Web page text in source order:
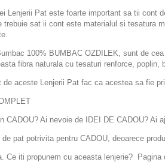
Lenjerii Pat este foarte important sa tii
trebuie sat ii cont este materialul si tesatura
100% BUMBAC OZDILEK, sunt de
fibra naturala cu tesaturi renforce, poplin,
de aceste Lenjerii Pat fac ca acestea sa fie
CADOU? Ai nevoie de IDEI DE CADOU? Ai
de pat potrivita pentru CADOU, deoarece
Ce iti propunem cu aceasta lenjerie?